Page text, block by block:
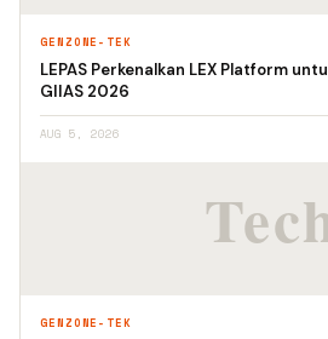
GENZONE-TEK
LEPAS Perkenalkan LEX Platform
GIIAS 2026
AUG 5, 2026
GENZONE-TEK